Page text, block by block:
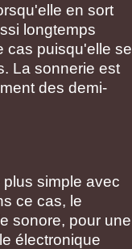
en sort
longtemps
cas puisqu'elle se
La sonnerie est
des demi-
simple avec
ce cas, le
sonore, pour une
électronique